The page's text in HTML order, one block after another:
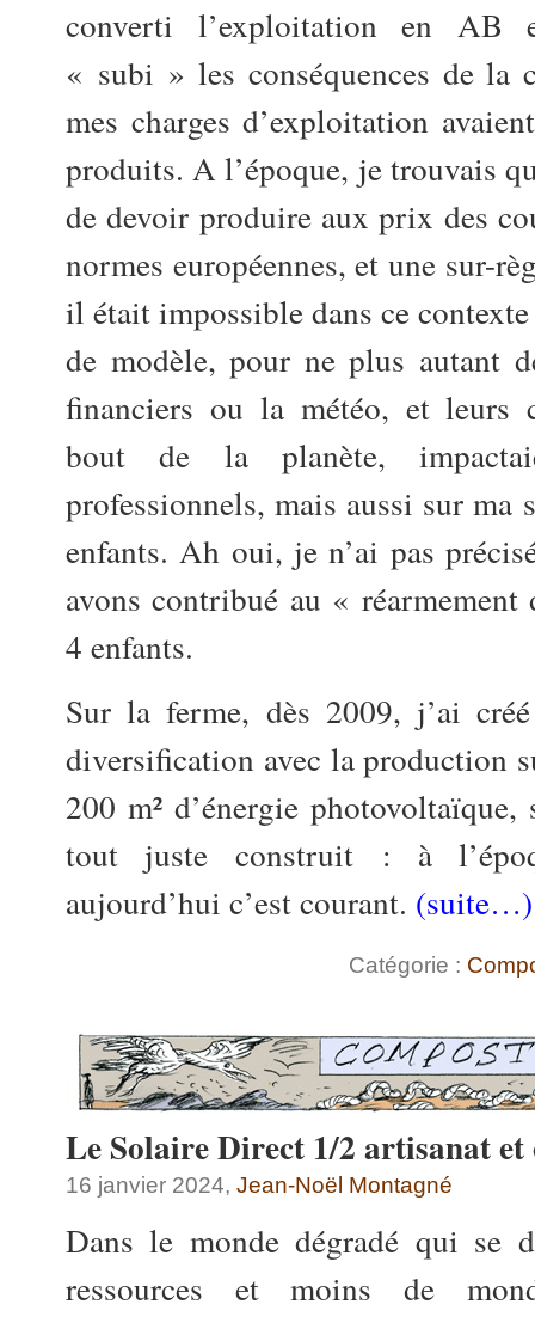
converti l’exploitation en AB
« subi » les conséquences de la
mes charges d’exploitation
produits. A l’époque, je trouvais
de devoir produire aux prix des
normes européennes, et une sur-
il était impossible dans ce
de modèle, pour ne plus autant
financiers ou la météo, et leurs
bout de la planète,
professionnels, mais aussi sur ma
enfants. Ah oui, je n’ai pas
avons contribué au « réarmement
4 enfants.
Sur la ferme, dès 2009, j’ai
diversification avec la production
200 m² d’énergie
tout juste construit : à
aujourd’hui c’est courant. (suite…)
Catégorie :
Le Solaire Direct 1/2 artisanat
16 janvier 2024, Jean-Noël Montagné
Dans le monde dégradé qui se
ressources et moins de